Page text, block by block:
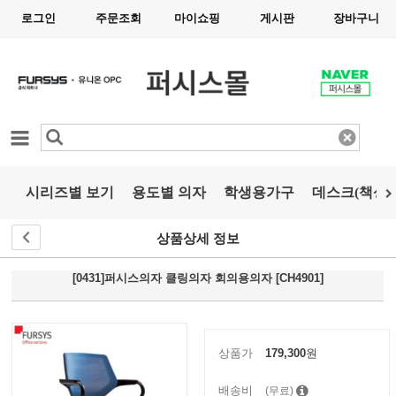
로그인 주문조회 마이쇼핑 게시판 장바구니
카테고리
시리즈별 보기 용도별 의자 학생용가구 데스크(책상)
상품상세 정보
[0431]퍼시스의자 클링의자 회의용의자 [CH4901]
상품가 179,300원
배송비 (무료)